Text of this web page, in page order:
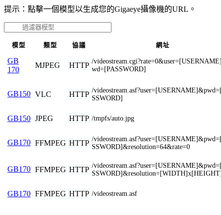
提示：點擊一個模型以生成您的Gigaeye攝像機的URL。
模型 類型 協議 網址
GB
170
MJPEG HTTP /
wd=[PASSWORD]
GB150 VLC HTTP /
SSWORD]
GB150 JPEG HTTP /tmpfs/auto.jpg
GB170 FFMPEG HTTP /
SSWORD]&resolution=64&rate=0
GB170 FFMPEG HTTP /
GB170 FFMPEG HTTP /videostream.asf